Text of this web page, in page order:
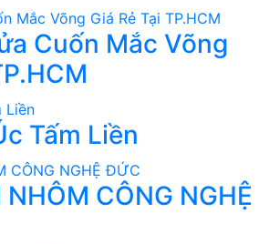
Cuốn Mắc Võng
Tấm Liền
CÔNG NGHỆ